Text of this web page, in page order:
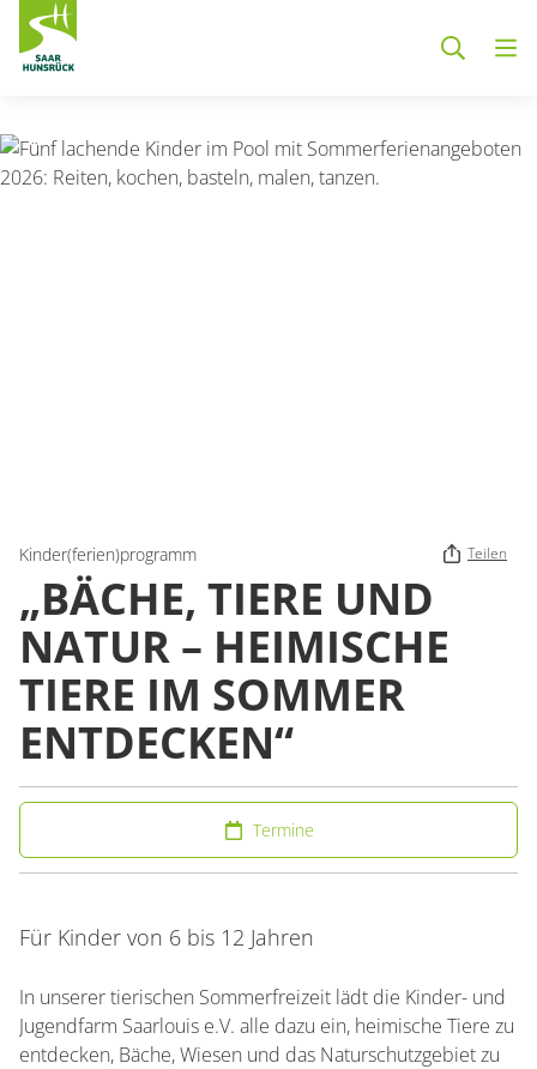
Kinder(ferien)programm Teilen
„BÄCHE, TIERE UND
NATUR – HEIMISCHE
TIERE IM SOMMER
ENTDECKEN“
Termine
Für Kinder von 6 bis 12 Jahren
In unserer tierischen Sommerfreizeit lädt die Kinder- und
Jugendfarm Saarlouis e.V. alle dazu ein, heimische Tiere zu
entdecken, Bäche, Wiesen und das Naturschutzgebiet zu